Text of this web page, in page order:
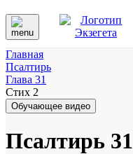
Главная
Псалтирь
Глава 31
Стих 2
Обучающее видео
Псалтирь